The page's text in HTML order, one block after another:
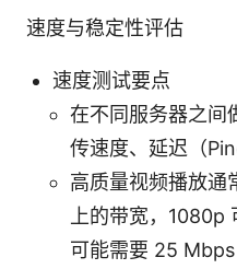
速度与稳定性评估
速度测试要点
在不同服务器之间
传速度、延迟（
高质量视频播放通
上的带宽，
可能需要 25 Mbps